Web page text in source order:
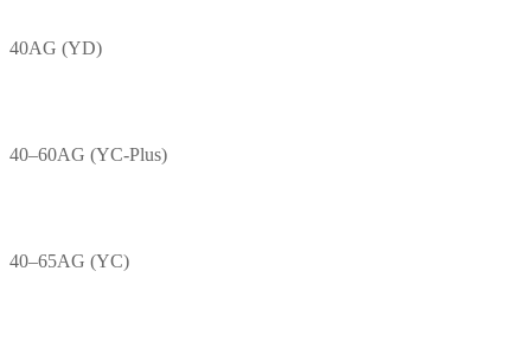
40AG (YD)
40–60AG (YC-Plus)
40–65AG (YC)